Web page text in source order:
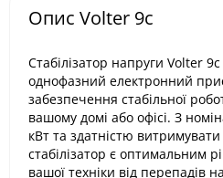
Опис Volter 9с
Стабілізатор напруги Volter
однофазний електронний
забезпечення стабільної
вашому домі або офісі. З
кВт та здатністю
стабілізатор є оптимальним
вашої техніки від перепадів